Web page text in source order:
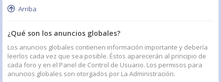
Arriba
¿Qué son los anuncios globales?
Los anuncios globales contienen información importante y debería
leerlos cada vez que sea posible. Éstos aparecerán al principio de
cada foro y en el Panel de Control de Usuario. Los permisos para
anuncios globales son otorgados por La Administración.